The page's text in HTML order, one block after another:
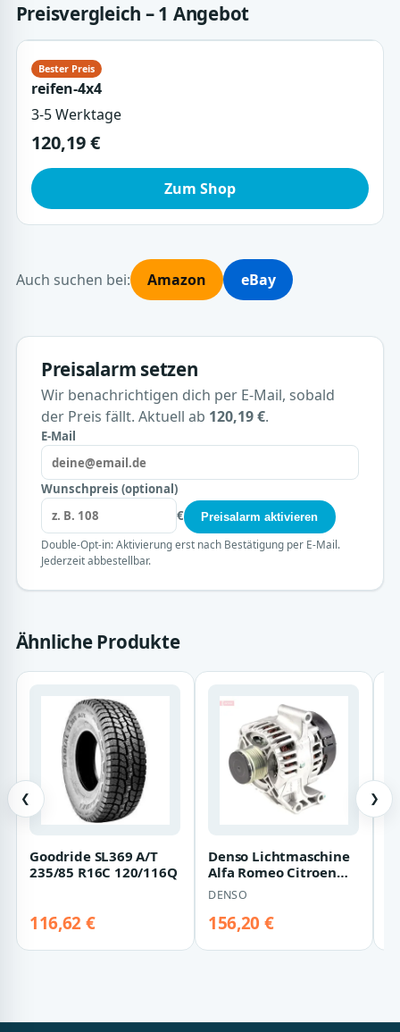
Preisvergleich – 1 Angebot
reifen-4x4
3-5 Werktage
120,19 €
Zum Shop
Auch suchen bei: Amazon eBay
Preisalarm setzen
Wir benachrichtigen dich per E-Mail, sobald
der Preis fällt. Aktuell ab 120,19 €.
E-Mail
Wunschpreis (optional)
€
Preisalarm aktivieren
Double-Opt-in: Aktivierung erst nach Bestätigung per E-Mail.
Jederzeit abbestellbar.
Ähnliche Produkte
❮
Goodride SL369 A/T
235/85 R16C 120/116Q
116,62 €
Denso Lichtmaschine
Alfa Romeo Citroen
Fiat Ford Lancia
Peugeot 1,3
DENSO
156,20 €
❯